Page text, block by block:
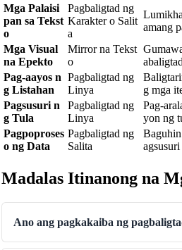
🔗 Related Tools
Mga Palaisi
pan sa Tekst
o
Pagbaligtad ng
Karakter o Salit
a
amang
Mga Visual
na Epekto
Mirror na Tekst
o
Pag-aayos n
g Listahan
Pagbaligtad ng
Linya
g mga
Pagsusuri n
g Tula
Pagbaligtad ng
Linya
Pag-
yon ng
Pagpoproses
o ng Data
Pagbaligtad ng
Salita
agsusuri
Madalas Itinanong na
Ano ang pagkakaiba ng